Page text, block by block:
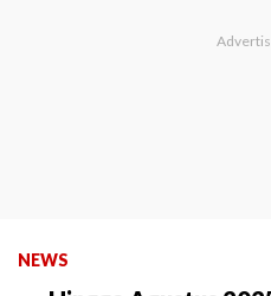
NEWS